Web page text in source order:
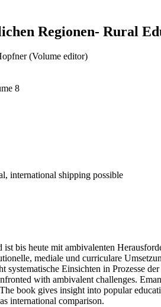
Regionen- Rural
(Volume editor)
8
international shipping possible
bis heute mit ambivalenten
mediale und curriculare
systematische Einsichten in Prozesse
with ambivalent challenges.
book gives insight into popular
international comparison.